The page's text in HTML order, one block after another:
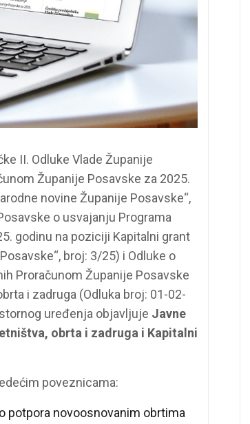
II. Odluke Vlade Županije
Županije Posavske za 2025.
novine Županije Posavske“,
o usvajanju Programa
godinu na poziciji Kapitalni grant
broj: 3/25) i Odluke o
Proračunom Županije Posavske
i zadruga (Odluka broj: 01-02-
uređenja objavljuje Javne
obrta i zadruga i Kapitalni
poveznicama:
potpora novoosnovanim obrtima